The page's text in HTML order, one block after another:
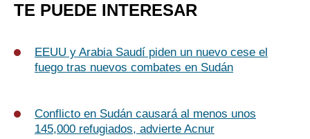
TE PUEDE INTERESAR
EEUU y Arabia Saudí piden un nuevo cese el
fuego tras nuevos combates en Sudán
Conflicto en Sudán causará al menos unos
145,000 refugiados, advierte Acnur